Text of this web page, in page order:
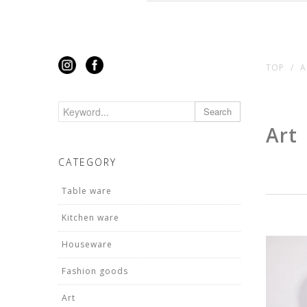
TOP
Art
Search
CATEGORY
Table ware
Kitchen ware
Houseware
Fashion goods
Art